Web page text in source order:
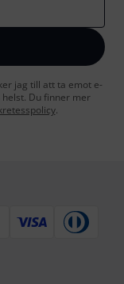
jag till att ta emot e-
Du finner mer
.